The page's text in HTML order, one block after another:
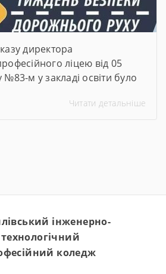
директора
ліцею від 05
м у закладі освіти було
Упродовж тижня педагогічні
транспортного
Читати детальніше
інженерно-
технологічний
коледж